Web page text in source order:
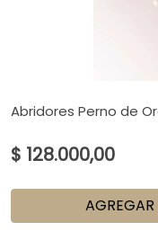
Abridores Perno de
$ 128.000,00